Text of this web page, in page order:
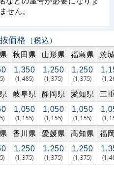
せん。
価格 （税込）
秋田県 山形県 福島県 茨
1,350
(1,485)
1,250
(1,375)
1,250
(1,375)
岐阜県 静岡県 愛知県 三
1,050
(1,155)
1,050
(1,155)
1,050
(1,155)
香川県 愛媛県 高知県 福
1,250
(1,375)
1,250
(1,375)
1,250
(1,375)